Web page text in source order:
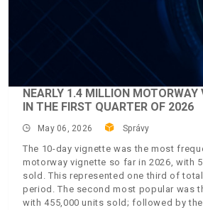
NEARLY 1.4 MILLION MOTORWAY
IN THE FIRST QUARTER OF 2026
May 06, 2026 Správy
The 10-day vignette was the most
motorway vignette so far in 2026, with
sold. This represented one third of
period. The second most popular was
with 455,000 units sold; followed by